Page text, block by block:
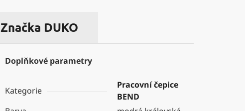
Značka DUKO
Doplňkové parametry
Kategorie
Pracovní čepice
BEND